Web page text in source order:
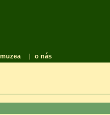
muzea | o nás